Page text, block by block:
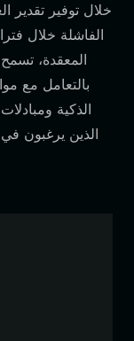
خلال توفير تقدير
الفاشلة خلال
الذكية